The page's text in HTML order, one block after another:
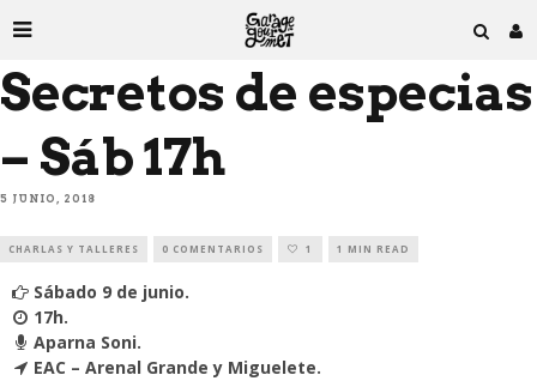
Secretos de especias
– Sáb 17h
5 JUNIO, 2018
CHARLAS Y TALLERES 0 COMENTARIOS 1 1 MIN READ
Sábado 9 de junio.
17h.
Aparna Soni.
EAC – Arenal Grande y Miguelete.